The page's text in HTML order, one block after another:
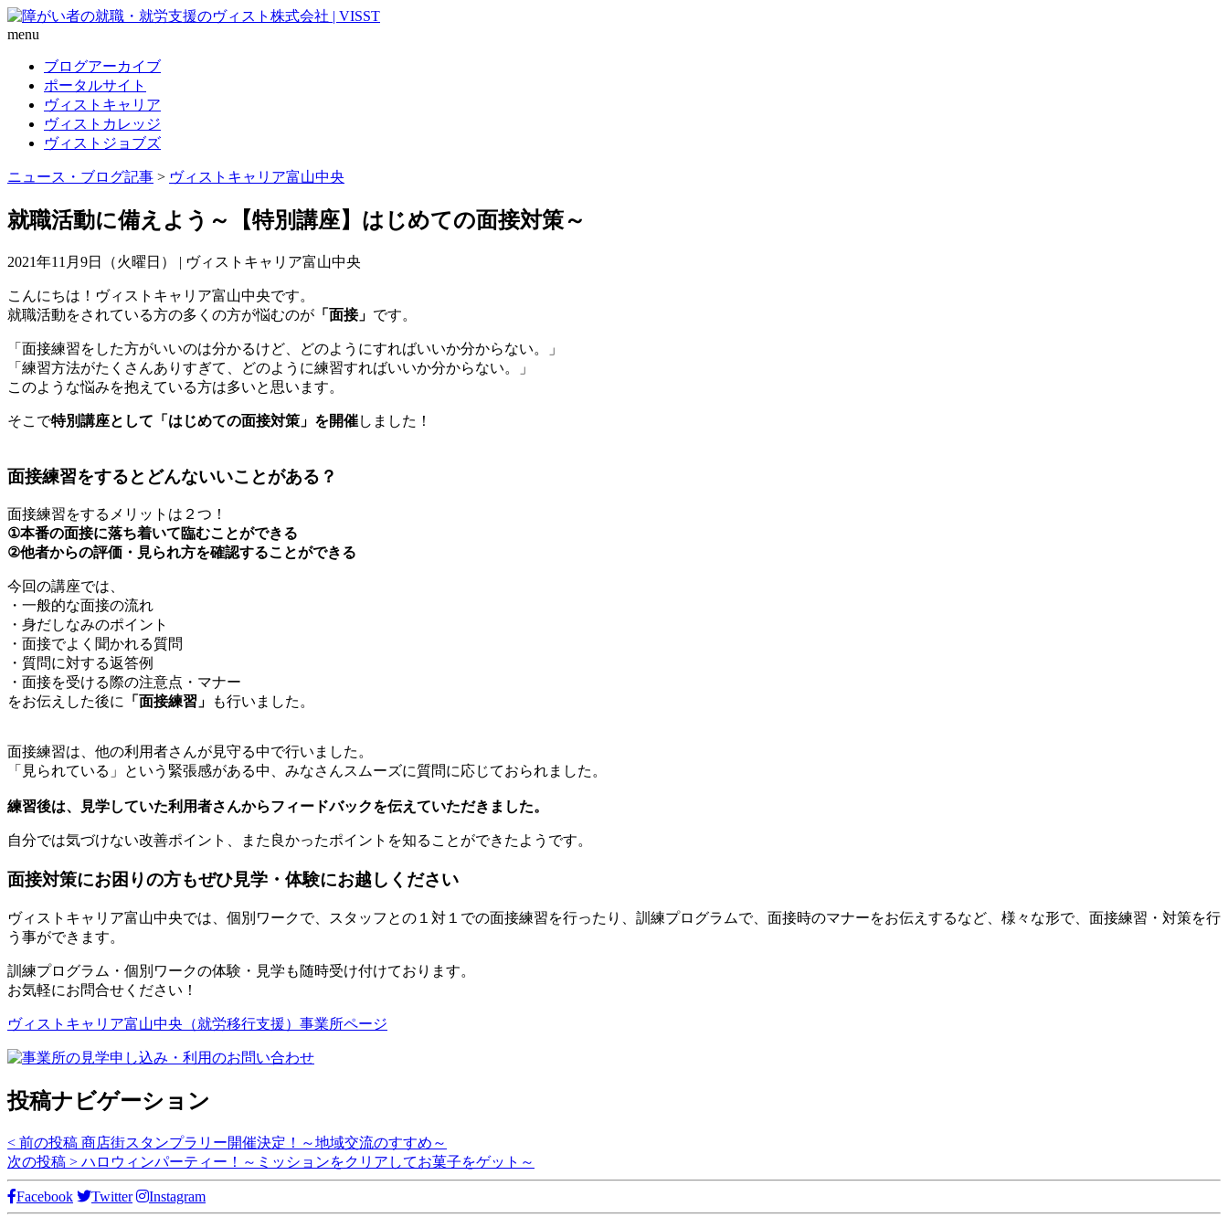
menu
ブログアーカイブ
ポータルサイト
ヴィストキャリア
ヴィストカレッジ
ヴィストジョブズ
ニュース・ブログ記事 > ヴィストキャリア富山中央
就職活動に備えよう～【特別講座】はじめての面接対策～
2021年11月9日（火曜日） | ヴィストキャリア富山中央
こんにちは！ヴィストキャリア富山中央です。
就職活動をされている方の多くの方が悩むのが 「面接」 です。
「面接練習をした方がいいのは分かるけど、どのようにすればいいか分からない。」
「練習方法がたくさんありすぎて、どのように練習すればいいか分からない。」
このような悩みを抱えている方は多いと思います。
そこで特別講座として「はじめての面接対策」を開催しました！
面接練習をするとどんないいことがある？
面接練習をするメリットは２つ！
①本番の面接に落ち着いて臨むことができる
②他者からの評価・見られ方を確認することができる
今回の講座では、
・一般的な面接の流れ
・身だしなみのポイント
・面接でよく聞かれる質問
・質問に対する返答例
・面接を受ける際の注意点・マナー
をお伝えした後に
「面接練習」 も行いました。
面接練習は、他の利用者さんが見守る中で行いました。
「見られている」という緊張感がある中、みなさんスムーズに質問に応じておられました。
練習後は、見学していた利用者さんからフィードバックを伝えていただきました。
自分では気づけない改善ポイント、また良かったポイントを知ることができたようです。
面接対策にお困りの方もぜひ見学・体験にお越しください
ヴィストキャリア富山中央では、個別ワークで、スタッフとの１対１での面接練習を行ったり、訓練プログラムで、面接時のマナーをお伝えするなど、様々な形で、面接練習・対策を行
う事ができます。
訓練プログラム・個別ワークの体験・見学も随時受け付けております。
お気軽にお問合せください！
ヴィストキャリア富山中央（就労移行支援）事業所ページ
投稿ナビゲーション
< 前の投稿 商店街スタンプラリー開催決定！～地域交流のすすめ～
次の投稿 > ハロウィンパーティー！～ミッションをクリアしてお菓子をゲット～
Facebook Twitter Instagram